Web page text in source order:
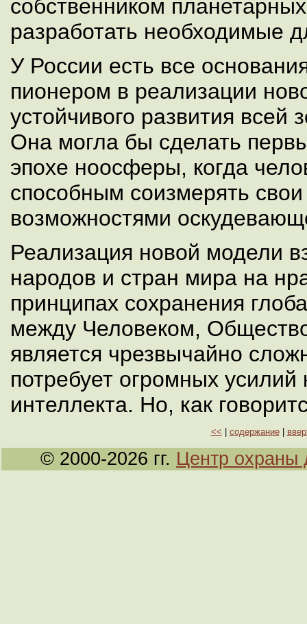
собственником
разработать необходимые
У России есть все
пионером в реализации
устойчивого развития всей
Она могла бы сделать
эпохе ноосферы, когда
способным соизмерять
возможностями
Реализация новой модели
народов и стран мира на
принципах сохранения
между Человеком,
является чрезвычайно
потребует огромных усилий
интеллекта. Но, как
<< содержание|
© 2000-2026 гг. Центр охраны